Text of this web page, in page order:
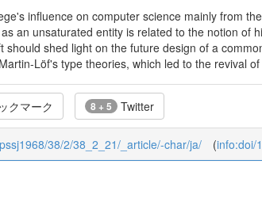
influence on computer science mainly from
an unsaturated entity is related to the notion of
should shed light on the future design of a
Löf's type theories, which led to the revival
クマーク 8 + 5 Twitter
38/2/38_2_21/_article/-char/ja/ (info:doi/